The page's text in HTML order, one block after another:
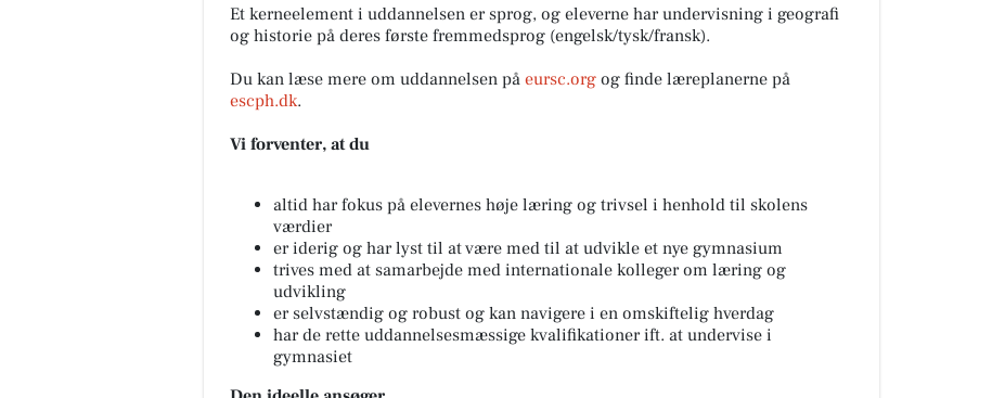
Et kerneelement i uddannelsen er sprog, og eleverne har undervisning i geografi
og historie på deres første fremmedsprog (engelsk/tysk/fransk).
Du kan læse mere om uddannelsen på eursc.org og finde læreplanerne på
escph.dk.
Vi forventer, at du
altid har fokus på elevernes høje læring og trivsel i henhold til skolens
værdier
er iderig og har lyst til at være med til at udvikle et nye gymnasium
trives med at samarbejde med internationale kolleger om læring og
udvikling
er selvstændig og robust og kan navigere i en omskiftelig hverdag
har de rette uddannelsesmæssige kvalifikationer ift. at undervise i
gymnasiet